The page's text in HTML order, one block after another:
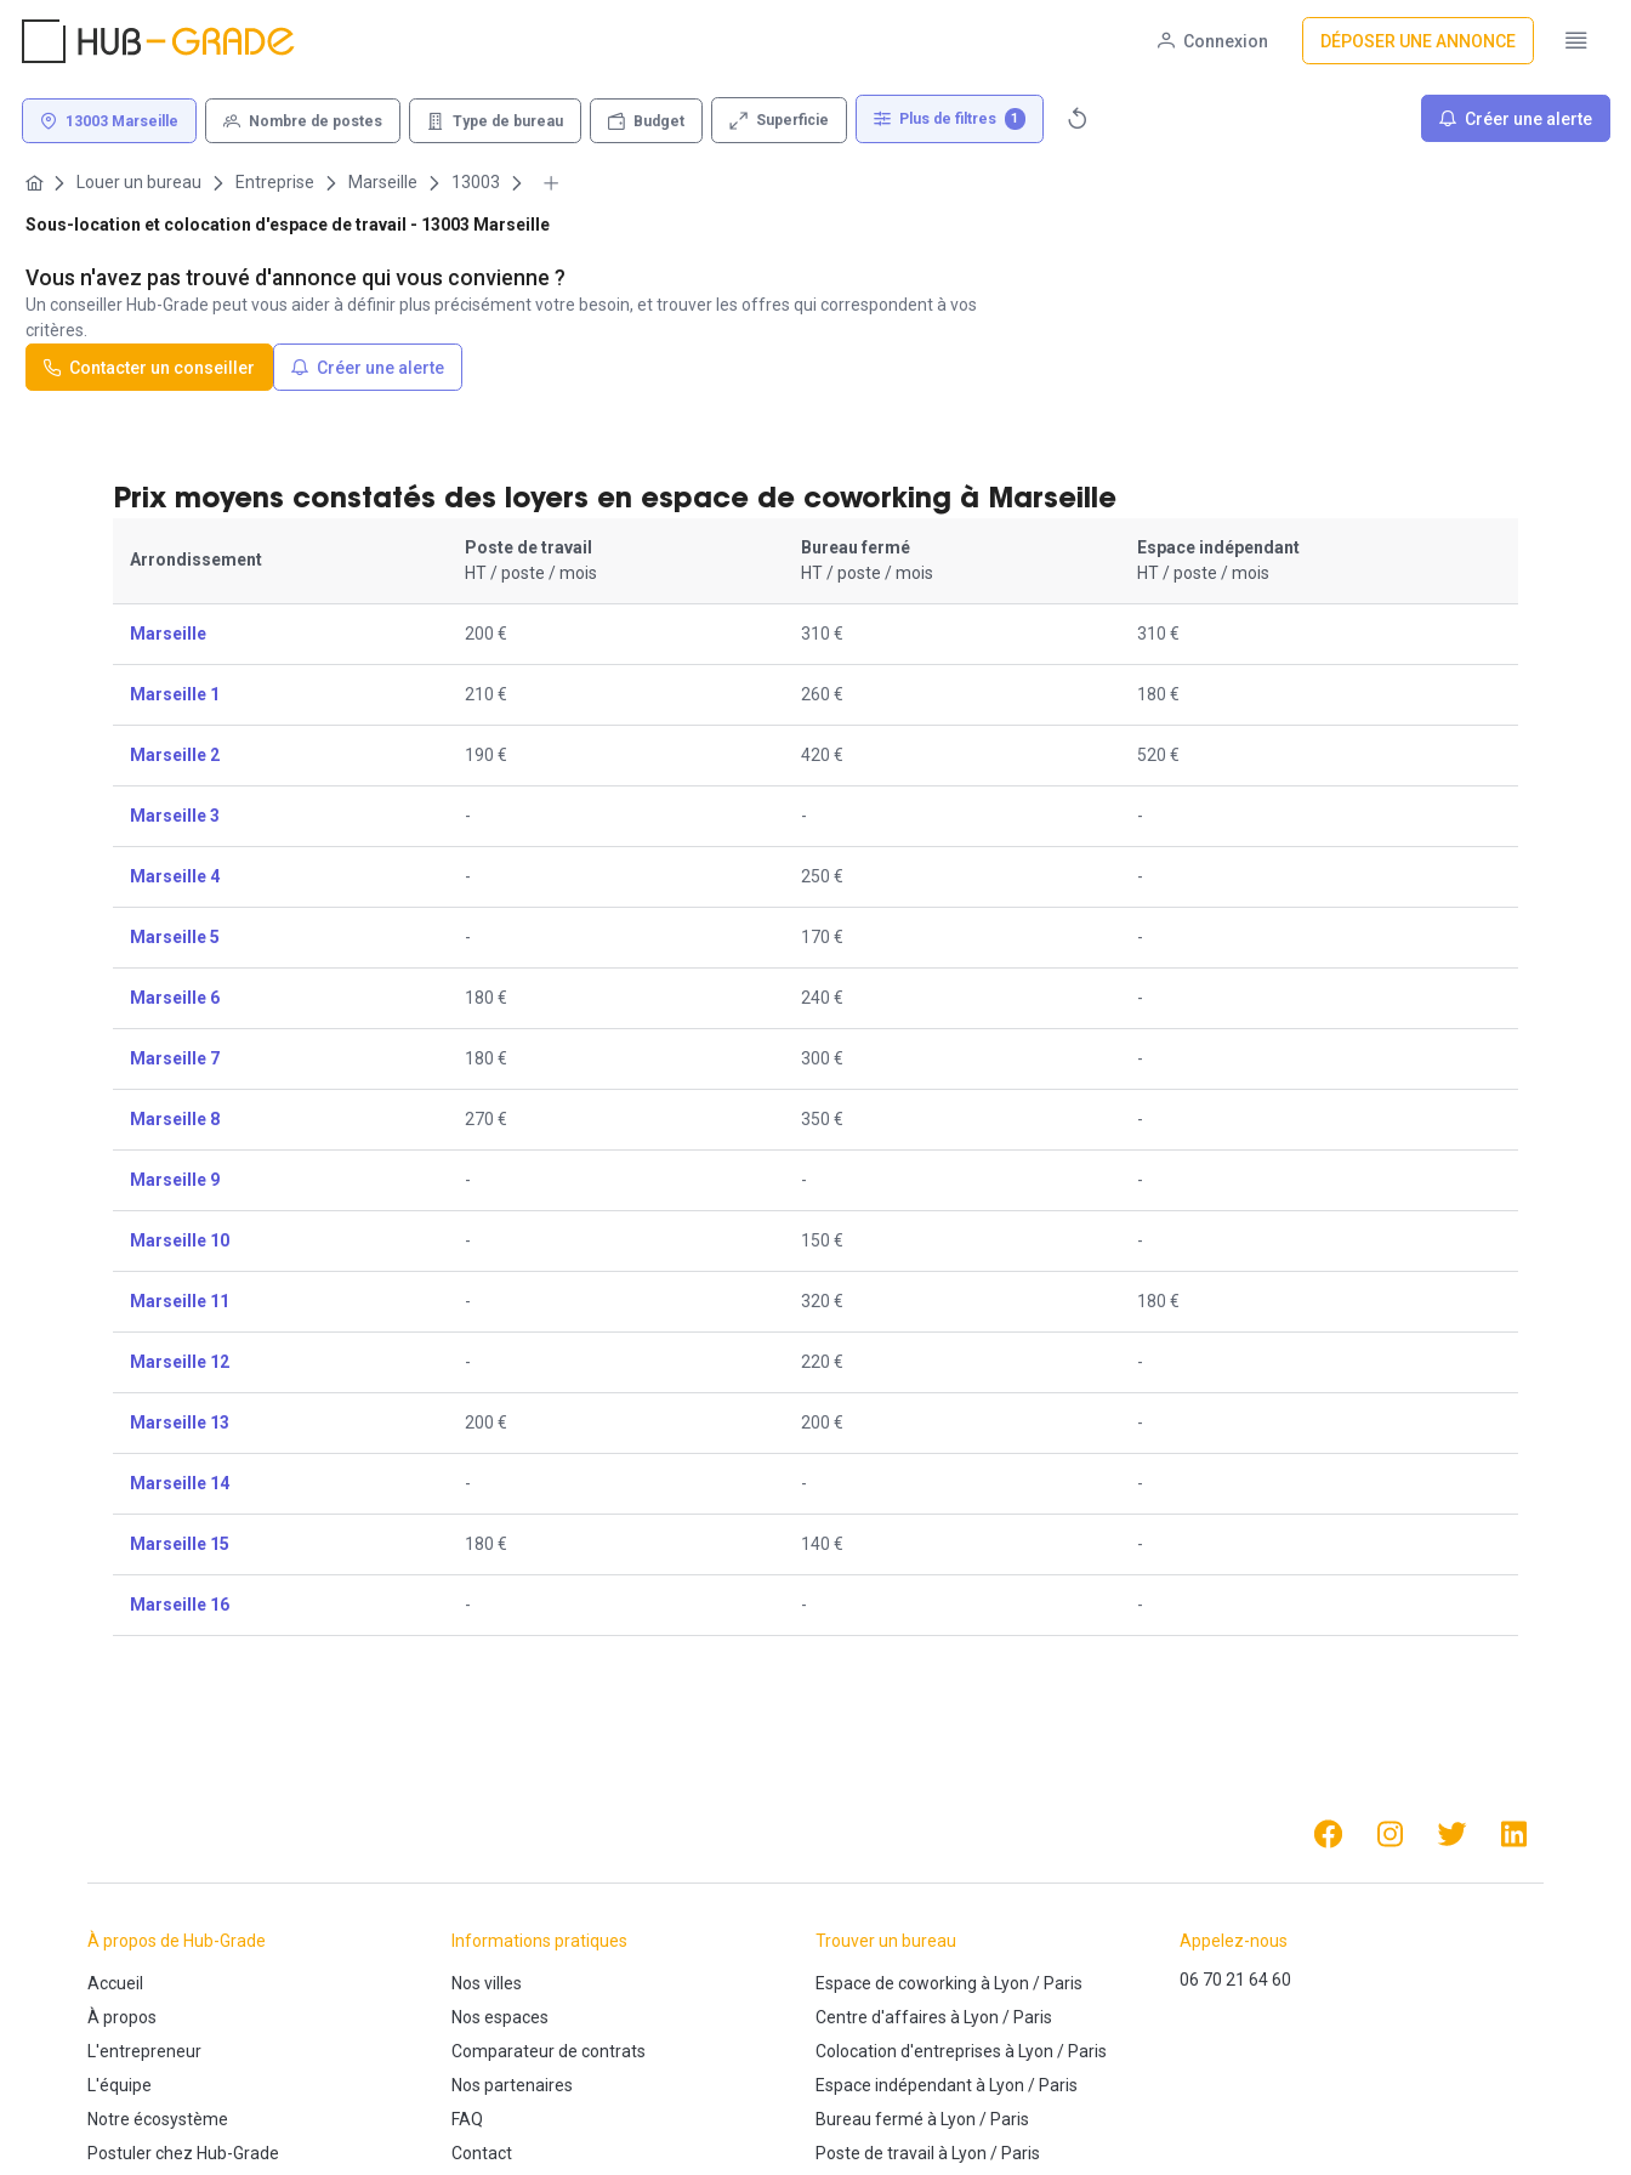
Connexion DÉPOSER UNE ANNONCE
13003 Marseille Nombre de postes Type de bureau Budget Superficie Plus de filtres 1 Créer une alerte
Louer un bureau Entreprise Marseille 13003
Sous-location et colocation d'espace de travail - 13003 Marseille
Vous n'avez pas trouvé d'annonce qui vous convienne ?
Un conseiller Hub-Grade peut vous aider à définir plus précisément votre besoin, et trouver les offres qui correspondent à vos
critères.
Contacter un conseiller
Créer une alerte
Prix moyens constatés des loyers en espace de coworking à Marseille
Arrondissement
Poste de travail
HT / poste / mois
Bureau fermé
HT / poste / mois
Espace indépendant
HT / poste / mois
Marseille 200 € 310 € 310 €
Marseille 1 210 € 260 € 180 €
Marseille 2 190 € 420 € 520 €
Marseille 3 - - -
Marseille 4 - 250 € -
Marseille 5 - 170 € -
Marseille 6 180 € 240 € -
Marseille 7 180 € 300 € -
Marseille 8 270 € 350 € -
Marseille 9 - - -
Marseille 10 - 150 € -
Marseille 11 - 320 € 180 €
Marseille 12 - 220 € -
Marseille 13 200 € 200 € -
Marseille 14 - - -
Marseille 15 180 € 140 € -
Marseille 16 - - -
À propos de Hub-Grade
Accueil
À propos
L'entrepreneur
L'équipe
Notre écosystème
Postuler chez Hub-Grade
Informations pratiques
Nos villes
Nos espaces
Comparateur de contrats
Nos partenaires
FAQ
Contact
Trouver un bureau
Espace de coworking à Lyon / Paris
Centre d'affaires à Lyon / Paris
Colocation d'entreprises à Lyon / Paris
Espace indépendantà Lyon / Paris
Bureau fermé à Lyon / Paris
Poste de travail à Lyon / Paris
Appelez-nous
06 70 21 64 60